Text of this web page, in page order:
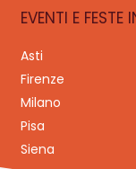
EVENTI E FESTE
Asti
Firenze
Milano
Pisa
Siena